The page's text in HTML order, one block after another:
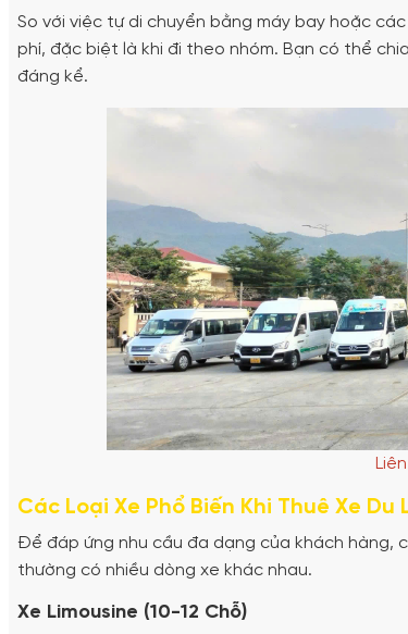
So với việc tự di chuyển bằng máy bay hoặc
phí, đặc biệt là khi đi theo nhóm. Bạn có thể
đáng kể.
Các Loại Xe Phổ Biến Khi Thuê Xe Du
Để đáp ứng nhu cầu đa dạng của khách hàng,
thường có nhiều dòng xe khác nhau.
Xe Limousine (10-12 Chỗ)